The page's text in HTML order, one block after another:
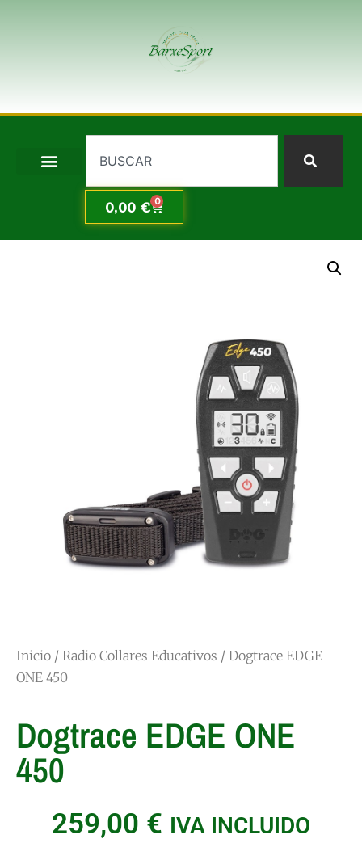
0,00€ 0
Inicio / Radio Collares Educativos / Dogtrace EDGE
ONE 450
Dogtrace EDGE ONE
450
259,00 € IVA INCLUIDO